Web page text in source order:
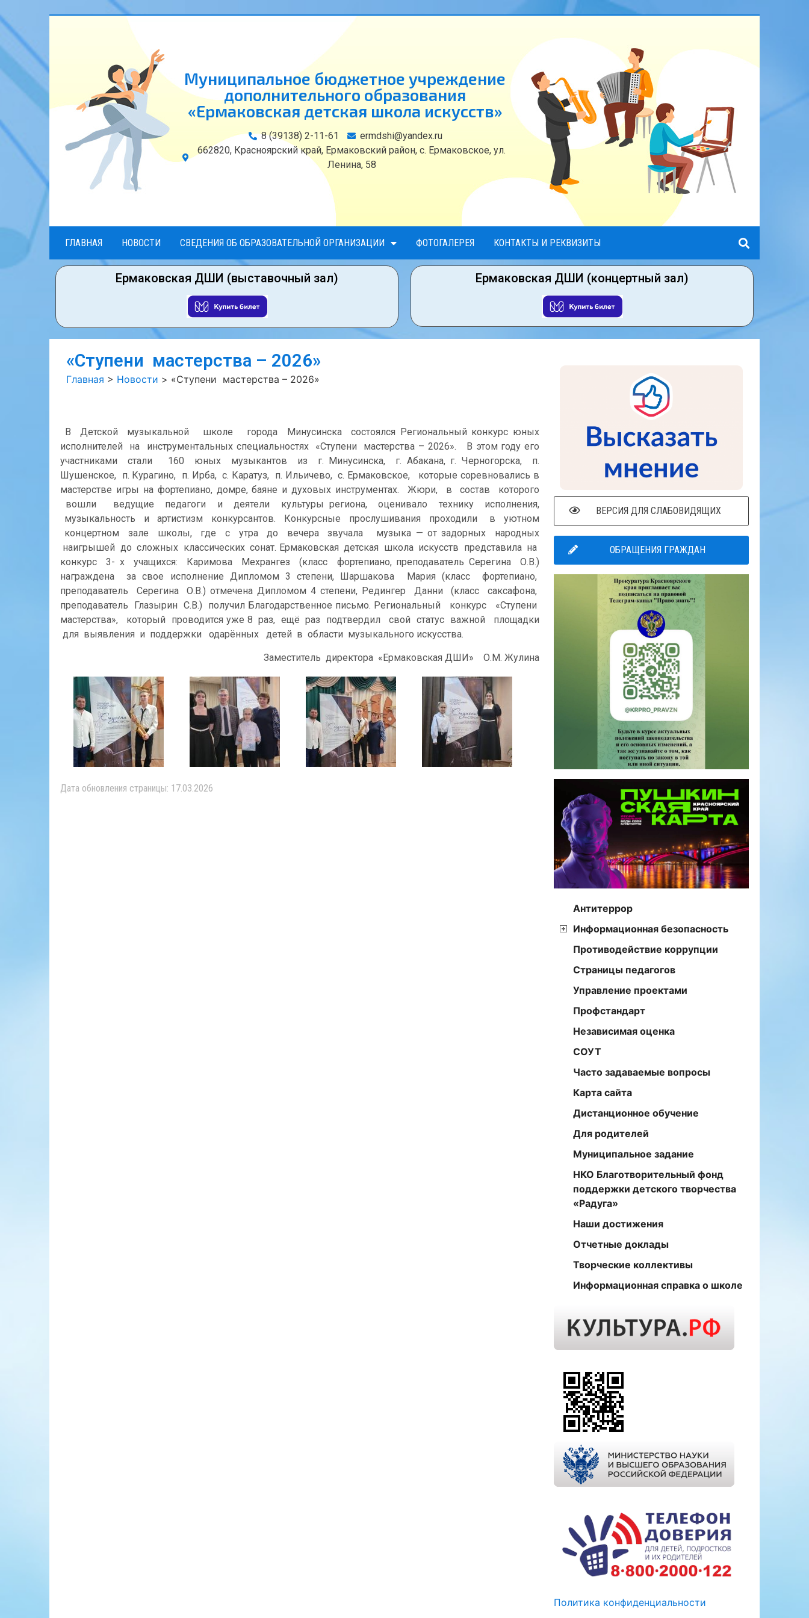
Муниципальное бюджетное учреждение
дополнительного образования
«Ермаковская детская школа искусств»
8 (39138) 2-11-61
ermdshi@yandex.ru
662820, Красноярский край, Ермаковский район, с. Ермаковское, ул.
Ленина, 58
ГЛАВНАЯ НОВОСТИ СВЕДЕНИЯ ОБ ОБРАЗОВАТЕЛЬНОЙ ОРГАНИЗАЦИИ ФОТОГАЛЕРЕЯ КОНТАКТЫ И РЕКВИЗИТЫ
Ермаковская ДШИ (выставочный зал) Ермаковская ДШИ (концертный зал)
«Ступени мастерства – 2026»
Главная > Новости > «Ступени мастерства – 2026»
В Детской музыкальной школе города Минусинска состоялся Региональный конкурс юных
исполнителей на инструментальных специальностях «Ступени мастерства – 2026». В этом году его
участниками стали 160 юных музыкантов из г. Минусинска, г. Абакана, г. Черногорска, п.
Шушенское, п. Курагино, п. Ирба, с. Каратуз, п. Ильичево, с. Ермаковское, которые соревновались в
мастерстве игры на фортепиано, домре, баяне и духовых инструментах. Жюри, в состав которого
вошли ведущие педагоги и деятели культуры региона, оценивало технику исполнения,
музыкальность и артистизм конкурсантов. Конкурсные прослушивания проходили в уютном
концертном зале школы, где с утра до вечера звучала музыка — от задорных народных
наигрышей до сложных классических сонат. Ермаковская детская школа искусств представила на
конкурс 3- х учащихся: Каримова Мехрангез (класс фортепиано, преподаватель Серегина О.В.)
награждена за свое исполнение Дипломом 3 степени, Шаршакова Мария (класс фортепиано,
преподаватель Серегина О.В.) отмечена Дипломом 4 степени, Редингер Данни (класс саксафона,
преподаватель Глазырин С.В.) получил Благодарственное письмо. Региональный конкурс «Ступени
мастерства», который проводится уже 8 раз, ещё раз подтвердил свой статус важной площадки
для выявления и поддержки одарённых детей в области музыкального искусства.
Заместитель директора «Ермаковская ДШИ» О.М. Жулина
Дата обновления страницы: 17.03.2026
ВЕРСИЯ ДЛЯ СЛАБОВИДЯЩИХ
ОБРАЩЕНИЯ ГРАЖДАН
Антитеррор
Информационная безопасность
Противодействие коррупции
Страницы педагогов
Управление проектами
Профстандарт
Независимая оценка
СОУТ
Часто задаваемые вопросы
Карта сайта
Дистанционное обучение
Для родителей
Муниципальное задание
НКО Благотворительный фонд
поддержки детского творчества
«Радуга»
Наши достижения
Отчетные доклады
Творческие коллективы
Информационная справка о школе
Политика конфиденциальности